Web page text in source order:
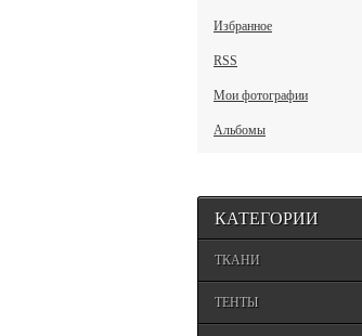
Избранное
RSS
Мои фотографии
Альбомы
КАТЕГОРИИ
ТКАНИ
ТЕНТЫ